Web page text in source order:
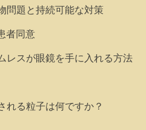
問題と持続可能な対策
者同意
レスが眼鏡を手に入れる方法
れる粒子は何ですか？